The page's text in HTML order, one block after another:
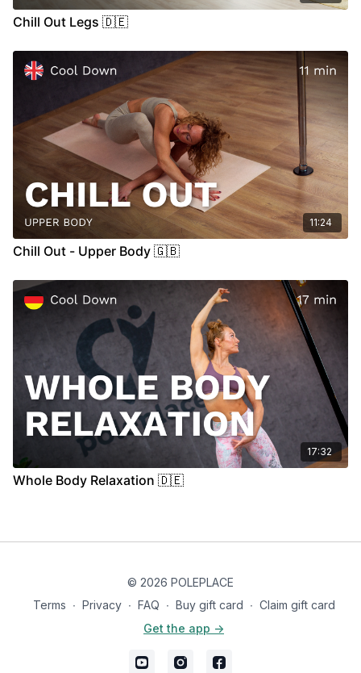
Chill Out Legs 🇩🇪
11:24
Chill Out - Upper Body 🇬🇧
17:32
Whole Body Relaxation 🇩🇪
© 2026 POLEPLACE
Terms ∙ Privacy ∙ FAQ ∙ Buy gift card ∙ Claim gift card
Get the app ->